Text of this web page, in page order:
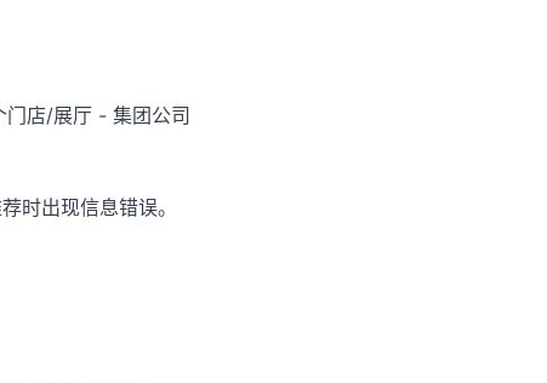
店/展厅 - 集团公司
时出现信息错误。